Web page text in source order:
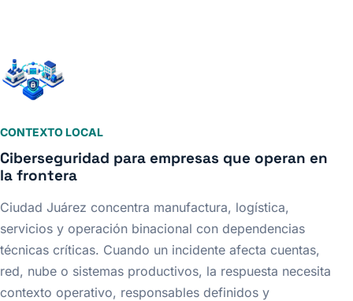
CONTEXTO LOCAL
Ciberseguridad para empresas que operan en
la frontera
Ciudad Juárez concentra manufactura, logística,
servicios y operación binacional con dependencias
técnicas críticas. Cuando un incidente afecta cuentas,
red, nube o sistemas productivos, la respuesta necesita
contexto operativo, responsables definidos y